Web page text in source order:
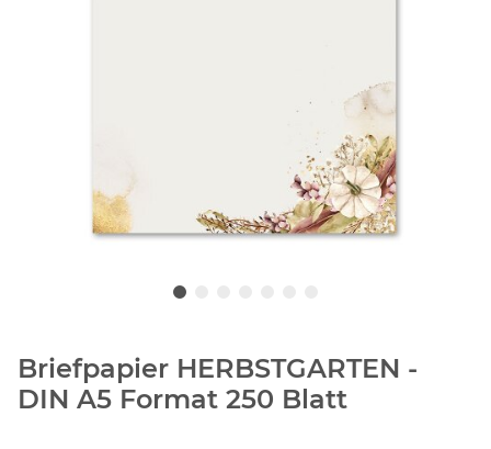
Briefpapier HERBSTGARTEN -
DIN A5 Format 250 Blatt